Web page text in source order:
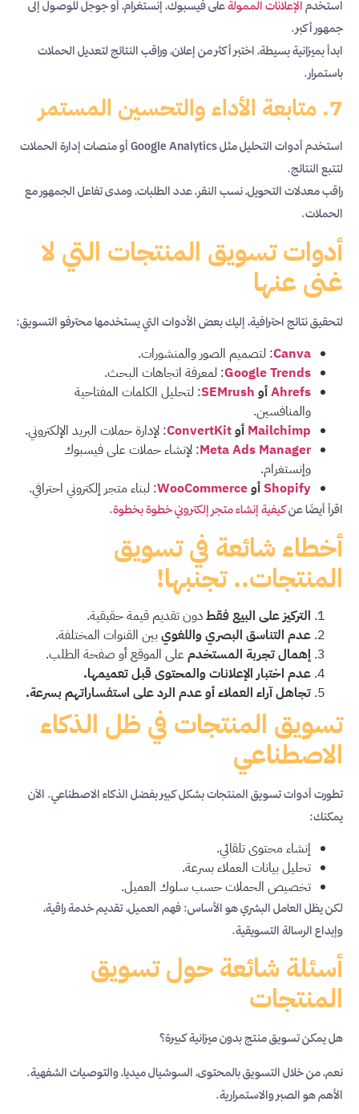
استخدم الإعلانات الممولةعلى فيسبوك، إنستغرام، أو جوجل للوصول إلى
جمهور أكبر.
ابدأ بميزانية بسيطة، اختبر أكثر من إعلان، وراقب النتائج لتعديل الحملات
باستمرار.
7. متابعة الأداء والتحسين المستمر
استخدم أدوات التحليل مثل Google Analytics أو منصات إدارة الحملات
لتتبع النتائج.
راقب معدلات التحويل، نسب النقر، عدد الطلبات، ومدى تفاعل الجمهور مع
الحملات.
أدوات تسويق المنتجات التي لا
غنى عنها
لتحقيق نتائج احترافية، إليك بعض الأدوات التي يستخدمها محترفو التسويق:
Canva: لتصميم الصور والمنشورات.
Google Trends: لمعرفة اتجاهات البحث.
Ahrefsأو SEMrush: لتحليل الكلمات المفتاحية
والمنافسين.
Mailchimp أوConvertKit: لإدارة حملات البريد الإلكتروني.
Meta Ads Manager: لإنشاء حملات على فيسبوك
وإنستغرام.
ShopifyأوWooCommerce: لبناء متجر إلكتروني احترافي.
اقرأ أيضًا عنكيفية إنشاء متجر إلكتروني خطوة بخطوة.
أخطاء شائعة في تسويق
المنتجات.. تجنبها!
التركيز على البيع فقطدون تقديم قيمة حقيقية.
عدم التناسق البصري واللغويبين القنوات المختلفة.
إهمال تجربة المستخدمعلى الموقع أو صفحة الطلب.
عدم اختبار الإعلانات والمحتوى قبل تعميمها.
تجاهل آراء العملاء أو عدم الرد على استفساراتهم بسرعة.
تسويق المنتجات في ظل الذكاء
الاصطناعي
تطورت أدوات تسويق المنتجات بشكل كبير بفضل الذكاء الاصطناعي. الآن
يمكنك:
إنشاء محتوى تلقائي.
تحليل بيانات العملاء بسرعة.
تخصيص الحملات حسب سلوك العميل.
لكن يظل العامل البشري هو الأساس: فهم العميل، تقديم خدمة راقية،
وإبداع الرسالة التسويقية.
أسئلة شائعة حول تسويق
المنتجات
هل يمكن تسويق منتج بدون ميزانية كبيرة؟
نعم، من خلال التسويق بالمحتوى، السوشيال ميديا، والتوصيات الشفهية.
الأهم هو الصبر والاستمرارية.